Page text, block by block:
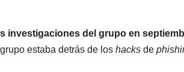
investigaciones del grupo en
estaba detrás de los hacks de